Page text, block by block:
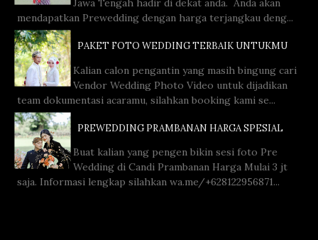
Jawa Tengah hadir di dekat anda. Anda akan
mendapatkan Prewedding dengan harga terjangkau deng...
PAKET FOTO WEDDING TERBAIK UNTUKMU
Kalian calon pengantin yang masih bingung cari
Vendor Wedding Photo Video untuk dijadikan
team dokumentasi acaramu, silahkan booking kami se...
PREWEDDING PRAMBANAN HARGA SPESIAL
Buat kalian yang pengen bikin sesi foto Pre
Wedding di Candi Prambanan Harga Mulai 3 jt
saja. Informasi lengkap silahkan wa.me/+628122956871...